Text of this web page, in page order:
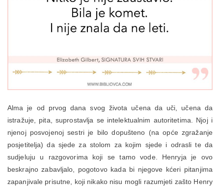
Alma je od prvog dana svog života učena da uči, učena da
istražuje, pita, suprostavlja se intelektualnim autoritetima. Njoj i
njenoj posvojenoj sestri je bilo dopušteno (na opće zgražanje
posjetitelja) da sjede za stolom za kojim sjede i odrasli te da
sudjeluju u razgovorima koji se tamo vode. Henryja je ovo
beskrajno zabavljalo, pogotovo kada bi njegove kćeri pitanjima
zapanjivale prisutne, koji nikako nisu mogli razumjeti zašto Henry